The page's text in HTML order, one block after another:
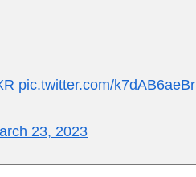
pic.twitter.com/k7dAB6aeBr
23, 2023